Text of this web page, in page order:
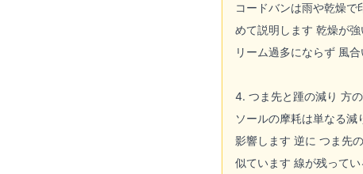
コードバンは雨や乾燥
めて説明します 乾燥が
リーム過多にならず 風
4. つま先と踵の減り 方
ソールの摩耗は単なる
影響します 逆に つま先
似ています 線が残って